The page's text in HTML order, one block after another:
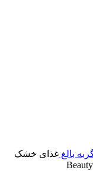
بالغ غذای خشک